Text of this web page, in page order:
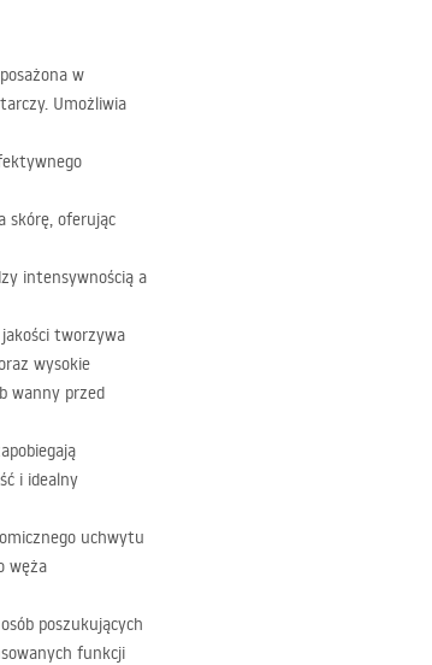
w
Umożliwia
skórę, oferując
intensywnością a
tworzywa
wysokie
wanny przed
i idealny
uchwytu
węża
poszukujących
funkcji